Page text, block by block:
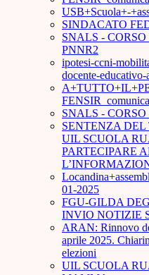
USB+Scuola+-
SINDACATO
SNALS -
PNNR2
ipotesi-ccni-
docente-
SNALS -
SENTENZA
UIL SCUOLA
PARTECIPARE
01-2025
FGU-GILDA
INVIO NOTIZIE
ARAN: Rinnovo
aprile 2025.
elezioni
UIL SCUOLA